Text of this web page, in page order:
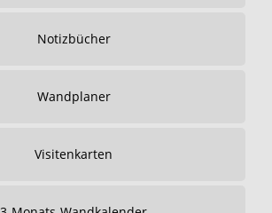
Notizbücher
Wandplaner
Visitenkarten